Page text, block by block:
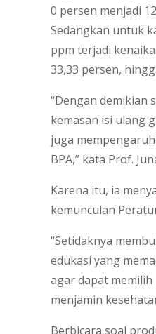
0 persen menjadi
Sedangkan untuk
ppm terjadi
33,33 persen,
“Dengan demikian
kemasan isi ulang
juga
BPA,” kata Prof.
Karena itu, ia
kemunculan
“Setidaknya
edukasi yang
agar dapat
menjamin
Berbicara soal